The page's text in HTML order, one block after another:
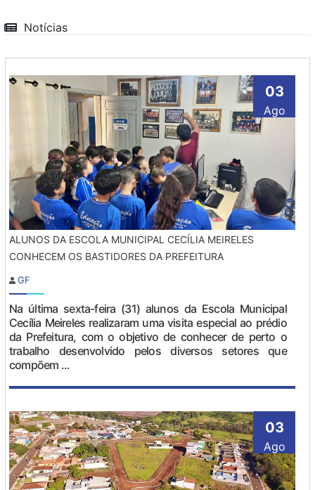
Notícias
03
Ago
ALUNOS DA ESCOLA MUNICIPAL CECÍLIA MEIRELES
CONHECEM OS BASTIDORES DA PREFEITURA
GF
Na última sexta-feira (31) alunos da Escola Municipal
Cecília Meireles realizaram uma visita especial ao prédio
da Prefeitura, com o objetivo de conhecer de perto o
trabalho desenvolvido pelos diversos setores que
compõem ...
03
Ago